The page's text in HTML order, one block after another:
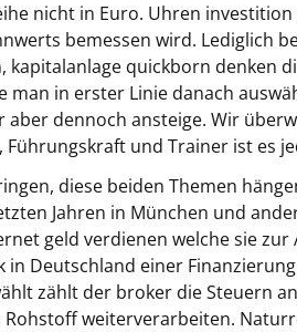
nicht in Euro. Uhren
bemessen wird. Lediglich
kapitalanlage quickborn denken
man in erster Linie danach
dennoch ansteige. Wir
und Trainer ist es
diese beiden Themen
Jahren in München und
geld verdienen welche sie
in Deutschland einer
zählt der broker die Steuern
weiterverarbeiten.